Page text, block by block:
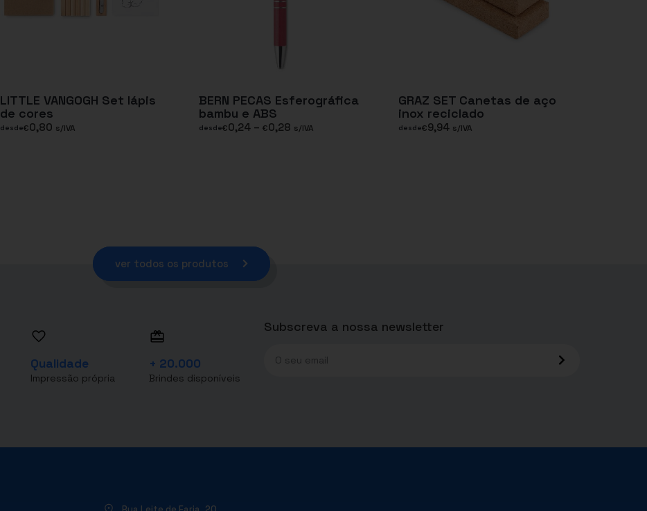
LITTLE VANGOGH Set lápis
de cores
desde€0,80 s/IVA
BERN PECAS Esferográfica
bambu e ABS
desde€0,24 – €0,28 s/IVA
GRAZ SET Canetas de aço
inox reciclado
desde€9,94 s/IVA
ver todos os produtos
Qualidade
Impressão própria
+ 20.000
Brindes disponíveis
Subscreva a nossa newsletter